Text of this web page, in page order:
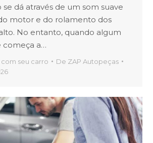
dá através de um som suave
motor e do rolamento dos
No entanto, quando algum
a…
seu carro De ZAP Autopeças